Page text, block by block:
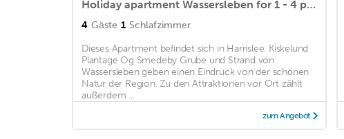
Holiday apartment Wassersleben for 1 - 4 persons with 1 bedroom - Holiday apartment
4 Gäste 1 Schlafzimmer
Dieses Apartment befindet sich in Harrislee. Kiskelund
Plantage Og Smedeby Grube und Strand von
Wassersleben geben einen Eindruck von der schönen
Natur der Region. Zu den Attraktionen vor Ort zählt
außerdem ...
zum Angebot